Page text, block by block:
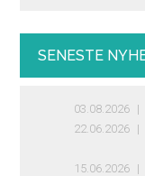
SENESTE
03.08.2026
22.06.2026
15.06.2026